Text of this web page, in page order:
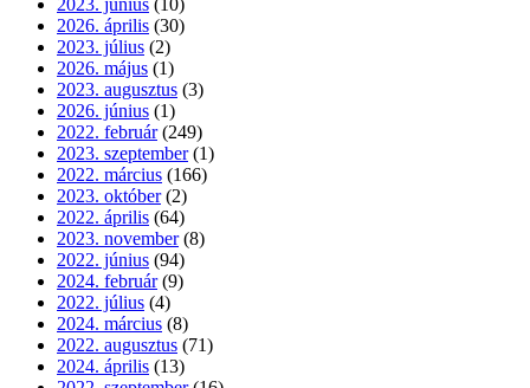
2023. június (10)
2026. április (30)
2023. július (2)
2026. május (1)
2023. augusztus (3)
2026. június (1)
2022. február (249)
2023. szeptember (1)
2022. március (166)
2023. október (2)
2022. április (64)
2023. november (8)
2022. június (94)
2024. február (9)
2022. július (4)
2024. március (8)
2022. augusztus (71)
2024. április (13)